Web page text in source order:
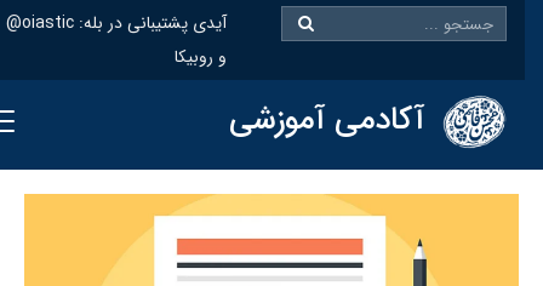
@oiastic :آیدی پشتیبانی در بله
و روبیکا
آکادمی آموزشی